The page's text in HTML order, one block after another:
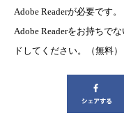
Adobe Readerが必要です。
Adobe Readerをお持ちで
ドしてください。（無料）